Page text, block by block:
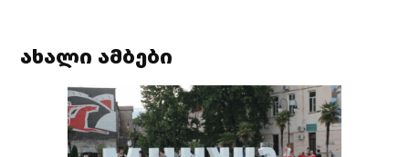
ახალი ამბები